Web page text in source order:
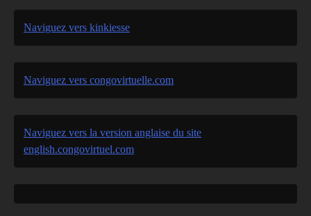
Naviguez vers kinkiesse
Naviguez vers congovirtuelle.com
Naviguez vers la version anglaise du site
english.congovirtuel.com